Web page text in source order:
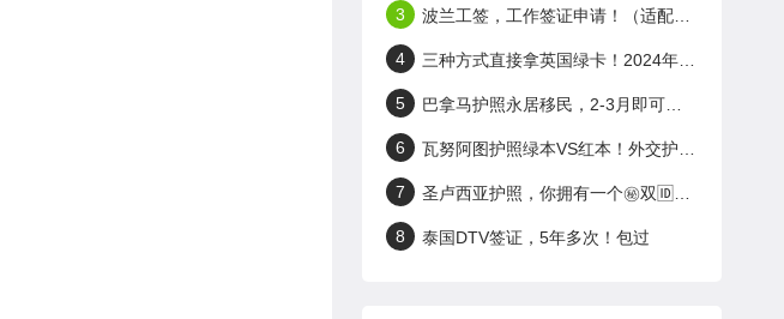
3 波兰工签，工作签证申请！（适配+岛国护照）
4 三种方式直接拿英国绿卡！2024年英国工签申请！
5 巴拿马护照永居移民，2-3月即可拿身份！无门槛！
6 瓦努阿图护照绿本VS红本！外交护照了解一下～
7 圣卢西亚护照，你拥有一个㊙️双🆔有多香!
8 泰国DTV签证，5年多次！包过